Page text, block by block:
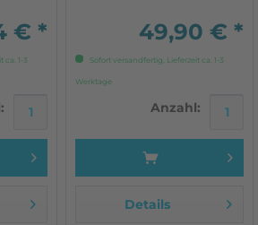
€ *
ca. 1-3
49,90 € *
Sofort versandfertig, Lieferzeit ca. 1-3
Werktage
Anzahl:
Details